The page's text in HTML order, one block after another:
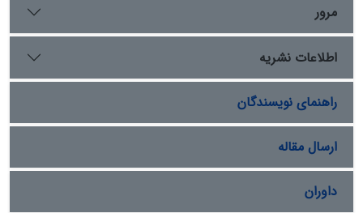
مرور
اطلاعات نشریه
راهنمای نویسندگان
ارسال مقاله
داوران